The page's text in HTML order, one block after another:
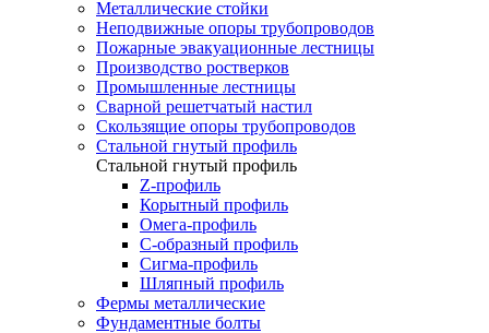
Металлические стойки
Неподвижные опоры трубопроводов
Пожарные эвакуационные лестницы
Производство ростверков
Промышленные лестницы
Сварной решетчатый настил
Скользящие опоры трубопроводов
Стальной гнутый профиль
Стальной гнутый профиль
Z-профиль
Корытный профиль
Омега-профиль
С-образный профиль
Сигма-профиль
Шляпный профиль
Фермы металлические
Фундаментные болты